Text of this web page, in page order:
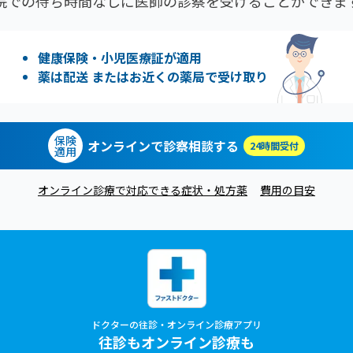
健康保険・小児医療証が適用
薬は配送 またはお近くの薬局で受け取り
保険
適用 オンラインで診察相談する 24時間受付
オンライン診療で対応できる症状・処方薬 費用の目安
ドクターの往診・オンライン診療アプリ
往診もオンライン診療も